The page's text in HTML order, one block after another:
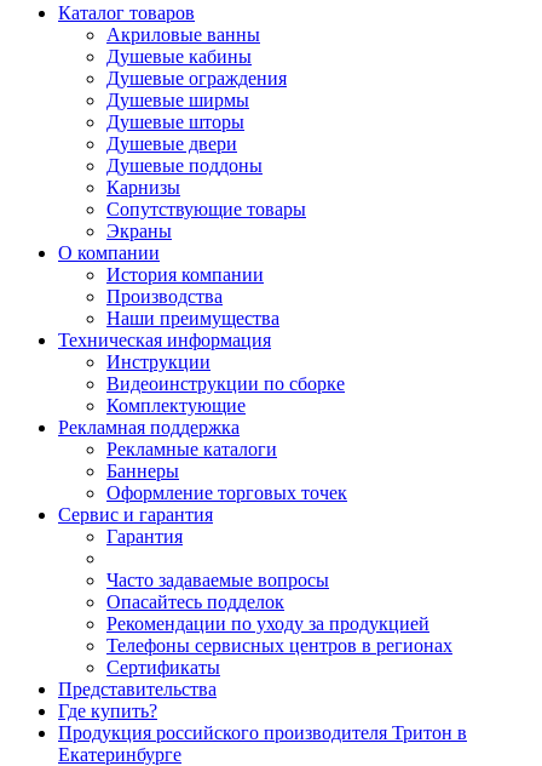
Каталог товаров
Акриловые ванны
Душевые кабины
Душевые ограждения
Душевые ширмы
Душевые шторы
Душевые двери
Душевые поддоны
Карнизы
Сопутствующие товары
Экраны
О компании
История компании
Производства
Наши преимущества
Техническая информация
Инструкции
Видеоинструкции по сборке
Комплектующие
Рекламная поддержка
Рекламные каталоги
Баннеры
Оформление торговых точек
Сервис и гарантия
Гарантия
Часто задаваемые вопросы
Опасайтесь подделок
Рекомендации по уходу за продукцией
Телефоны сервисных центров в регионах
Сертификаты
Представительства
Где купить?
Продукция российского производителя Тритон в
Екатеринбурге